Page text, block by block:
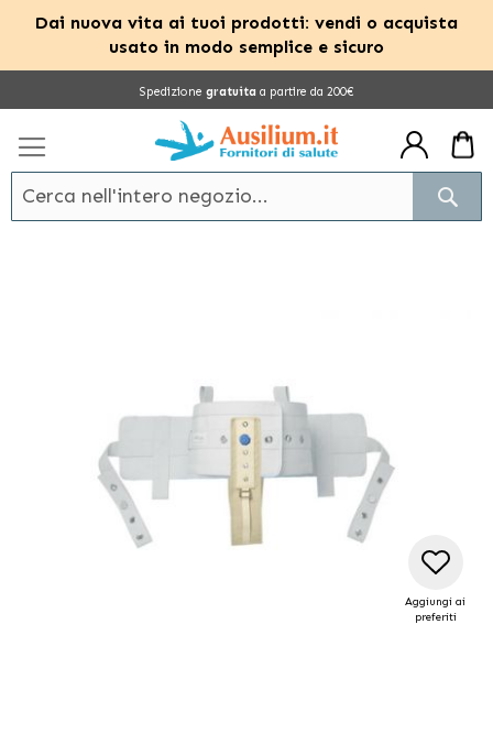
Dai nuova vita ai tuoi prodotti: vendi o acquista
usato in modo semplice e sicuro
Spedizione gratuita a partire da 200€
Aggiungi ai
preferiti